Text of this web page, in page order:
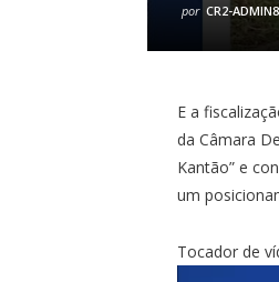
por CR2-ADMIN8
E a
da Câmara
Kantão” e
um
Tocador de